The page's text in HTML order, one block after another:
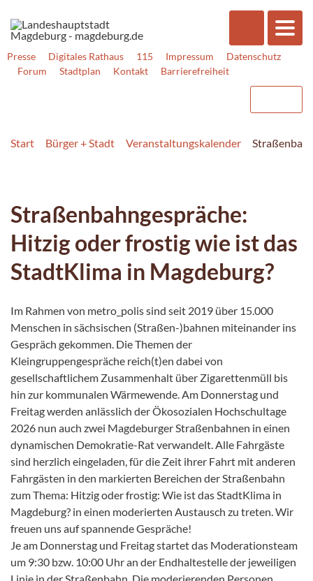
Presse Digitales Rathaus 115 Impressum
Datenschutz
Forum
Stadtplan Kontakt Barrierefreiheit
Start Bürger + Stadt Veranstaltungskalender
Straßenbahngespräche:
Hitzig oder frostig wie ist das
StadtKlima in Magdeburg?
Im Rahmen von metro_polis sind seit 2019 über 15.000
Menschen in sächsischen (Straßen-)bahnen miteinander ins
Gespräch gekommen. Die Themen der
Kleingruppengespräche reich(t)en dabei von
gesellschaftlichem Zusammenhalt über Zigarettenmüll bis
hin zur kommunalen Wärmewende. Am Donnerstag und
Freitag werden anlässlich der Ökosozialen Hochschultage
2026 nun auch zwei Magdeburger Straßenbahnen in einen
dynamischen Demokratie-Rat verwandelt. Alle Fahrgäste
sind herzlich eingeladen, für die Zeit ihrer Fahrt mit anderen
Fahrgästen in den markierten Bereichen der Straßenbahn
zum Thema: Hitzig oder frostig: Wie ist das StadtKlima in
Magdeburg? in einen moderierten Austausch zu treten. Wir
freuen uns auf spannende Gespräche!
Je am Donnerstag und Freitag startet das Moderationsteam
um 9:30 bzw. 10:00 Uhr an der Endhaltestelle der jeweiligen
Linie in der Straßenbahn. Die moderierenden Personen